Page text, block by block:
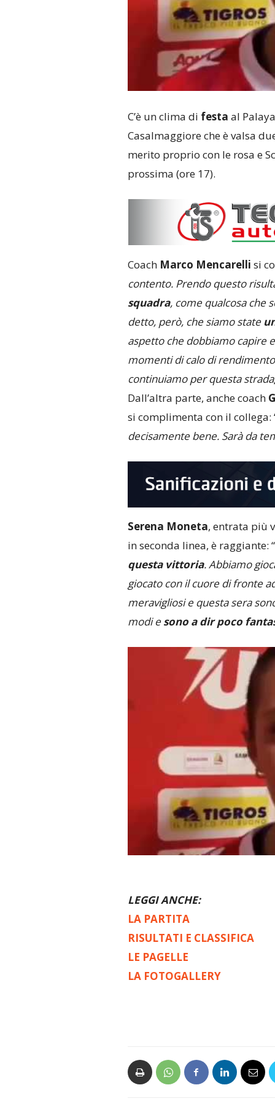
C’è un clima di festa al
Casalmaggiore che è valsa
merito proprio con le rosa e
prossima (ore 17).
Coach Marco Mencarelli si
contento. Prendo questo
squadra, come qualcosa che
detto, però, che siamo state
aspetto che dobbiamo capire
momenti di calo di
continuiamo per questa strada
Dall’altra parte, anche coach
si complimenta con il collega:
decisamente bene. Sarà da
Serena Moneta, entrata più
in seconda linea, è raggiante: “
questa vittoria. Abbiamo
giocato con il cuore di fronte
meravigliosi e questa sera
modi e sono a dir poco
LEGGI ANCHE:
LA PARTITA
RISULTATI E CLASSIFICA
LE PAGELLE
LA FOTOGALLERY